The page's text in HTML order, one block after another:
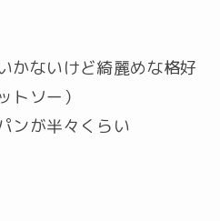
かないけど綺麗めな格好
トソー）
ンが半々くらい